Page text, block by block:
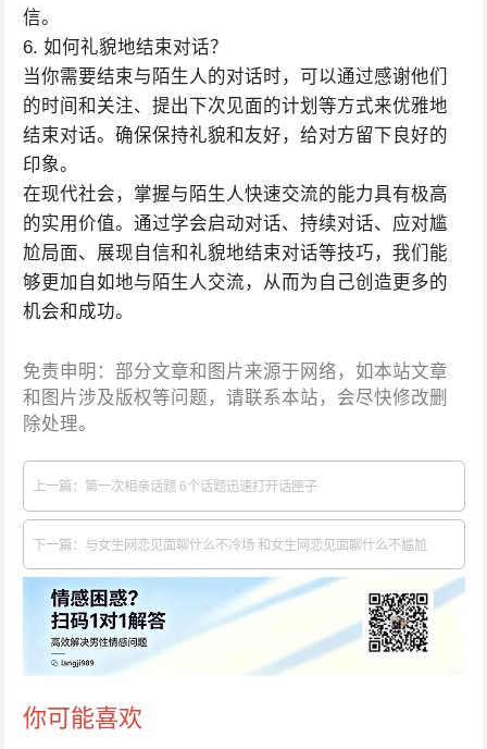
信。
6. 如何礼貌地结束对话？
当你需要结束与陌生人的对话时，可以通过感谢他们
的时间和关注、提出下次见面的计划等方式来优雅地
结束对话。确保保持礼貌和友好，给对方留下良好的
印象。
在现代社会，掌握与陌生人快速交流的能力具有极高
的实用价值。通过学会启动对话、持续对话、应对尴
尬局面、展现自信和礼貌地结束对话等技巧，我们能
够更加自如地与陌生人交流，从而为自己创造更多的
机会和成功。
免责申明：部分文章和图片来源于网络，如本站文章
和图片涉及版权等问题，请联系本站，会尽快修改删
除处理。
上一篇：第一次相亲话题 6个话题迅速打开话匣子
下一篇：与女生网恋见面聊什么不冷场 和女生网恋见面聊什么不尴尬
你可能喜欢